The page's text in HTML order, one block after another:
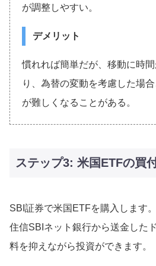
が調整しやすい。
デメリット
慣れれば簡単だが、移動に時
り、為替の変動を考慮した場
が難しくなることがある。
ステップ3: 米国ETFの買
SBI証券で米国ETFを購入します。
住信SBIネット銀行から送金した
料を抑えながら投資ができます。